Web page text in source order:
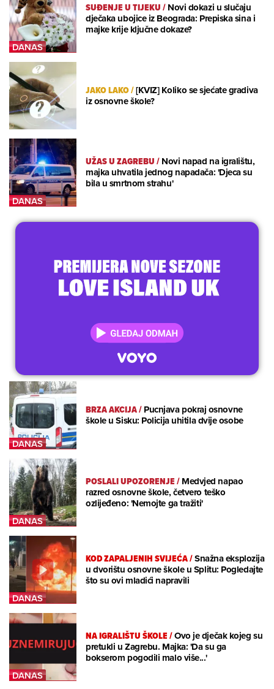
SUĐENJE U TIJEKU/Novi dokazi u slučaju
dječaka ubojice iz Beograda: Prepiska sina i
majke krije ključne dokaze?
JAKO LAKO/[KVIZ] Koliko se sjećate gradiva
iz osnovne škole?
UŽAS U ZAGREBU/Novi napad na igralištu,
majka uhvatila jednog napadača: 'Djeca su
bila u smrtnom strahu'
BRZA AKCIJA/Pucnjava pokraj osnovne
škole u Sisku: Policija uhitila dvije osobe
POSLALI UPOZORENJE/Medvjed napao
razred osnovne škole, četvero teško
ozlijeđeno: 'Nemojte ga tražiti'
KOD ZAPALJENIH SVIJEĆA/Snažna eksplozija
u dvorištu osnovne škole u Splitu: Pogledajte
što su ovi mladići napravili
NA IGRALIŠTU ŠKOLE/Ovo je dječak kojeg su
pretukli u Zagrebu. Majka: 'Da su ga
bokserom pogodili malo više...'